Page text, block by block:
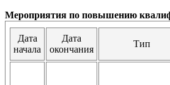
Мероприятия по повышению
Дата
начала
Дата
окончания
Тип